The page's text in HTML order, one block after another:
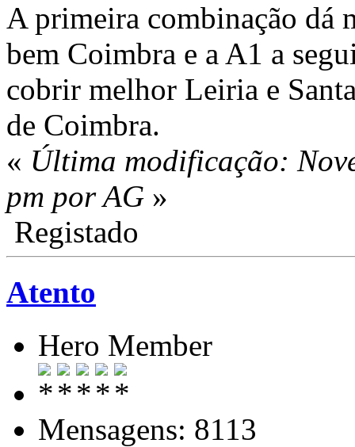
A primeira combinação dá
bem Coimbra e a A1 a
cobrir melhor Leiria e
de Coimbra.
« Última modificação:
pm por AG »
Registado
Atento
Hero Member
Mensagens: 8113